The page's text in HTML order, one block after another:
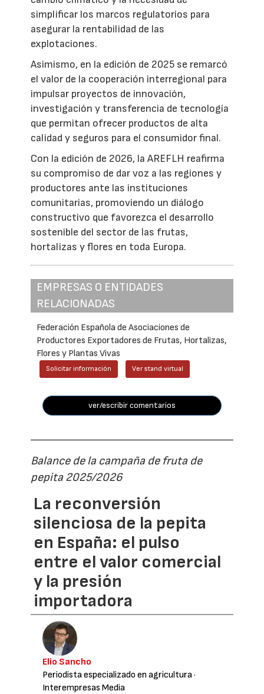
simplificar los marcos regulatorios para
asegurar la rentabilidad de las
explotaciones.
Asimismo, en la edición de 2025 se remarcó
el valor de la cooperación interregional para
impulsar proyectos de innovación,
investigación y transferencia de tecnología
que permitan ofrecer productos de alta
calidad y seguros para el consumidor final.
Con la edición de 2026, la AREFLH reafirma
su compromiso de dar voz a las regiones y
productores ante las instituciones
comunitarias, promoviendo un diálogo
constructivo que favorezca el desarrollo
sostenible del sector de las frutas,
hortalizas y flores en toda Europa.
EMPRESAS O ENTIDADES
RELACIONADAS
Federación Española de Asociaciones de
Productores Exportadores de Frutas, Hortalizas,
Flores y Plantas Vivas
Solicitar información Ver stand virtual
ver/escribir comentarios
Balance de la campaña de fruta de
pepita 2025/2026
La reconversión
silenciosa de la pepita
en España: el pulso
entre el valor comercial
y la presión
importadora
Elio Sancho
Periodista especializado en agricultura·
Interempresas Media